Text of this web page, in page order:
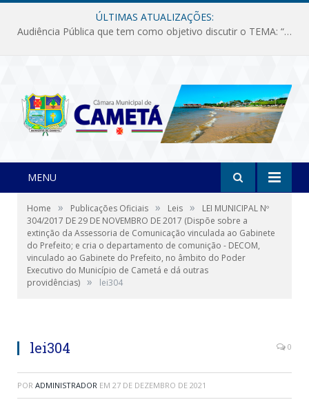
ÚLTIMAS ATUALIZAÇÕES:
Audiência Pública que tem como objetivo discutir o TEMA: “Fornecimento de Energia Elétrica em Debate: Tarifas, Qualidade e Atendimento dos Serviços”
MENU
Home » Publicações Oficiais » Leis »
LEI MUNICIPAL Nº
304/2017 DE 29 DE NOVEMBRO DE 2017 (Dispõe sobre a
extinção da Assessoria de Comunicação vinculada ao Gabinete
do Prefeito; e cria o departamento de comunição - DECOM,
vinculado ao Gabinete do Prefeito, no âmbito do Poder
Executivo do Município de Cametá e dá outras
providências) » lei304
lei304 0
POR ADMINISTRADOR EM 27 DE DEZEMBRO DE 2021